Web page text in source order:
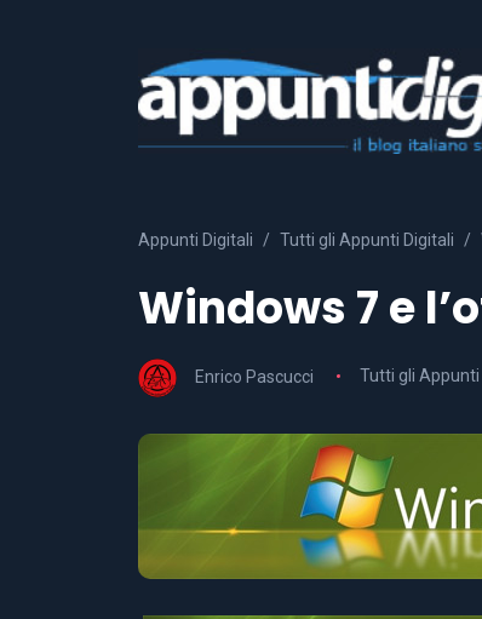
Appunti Digitali Tutti gli Appunti Digitali
Windows 7 e
Enrico Pascucci Tutti gli Appunti